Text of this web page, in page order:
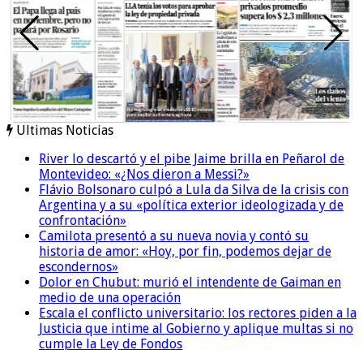
Ultimas Noticias
River lo descartó y el pibe Jaime brilla en Peñarol de
Montevideo: «¿Nos dieron a Messi?»
Flávio Bolsonaro culpó a Lula da Silva de la crisis con
Argentina y a su «política exterior ideologizada y de
confrontación»
Camilota presentó a su nueva novia y contó su
historia de amor: «Hoy, por fin, podemos dejar de
escondernos»
Dolor en Chubut: murió el intendente de Gaiman en
medio de una operación
Escala el conflicto universitario: los rectores piden a la
Justicia que intime al Gobierno y aplique multas si no
cumple la Ley de Fondos